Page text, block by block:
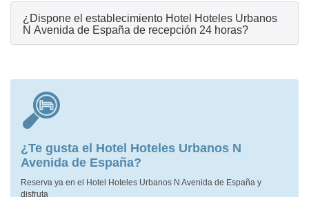
¿Dispone el establecimiento Hotel Hoteles Urbanos
N Avenida de España de recepción 24 horas?
¿Te gusta el Hotel Hoteles Urbanos N
Avenida de España?
Reserva ya en el Hotel Hoteles Urbanos N Avenida de España y
disfruta